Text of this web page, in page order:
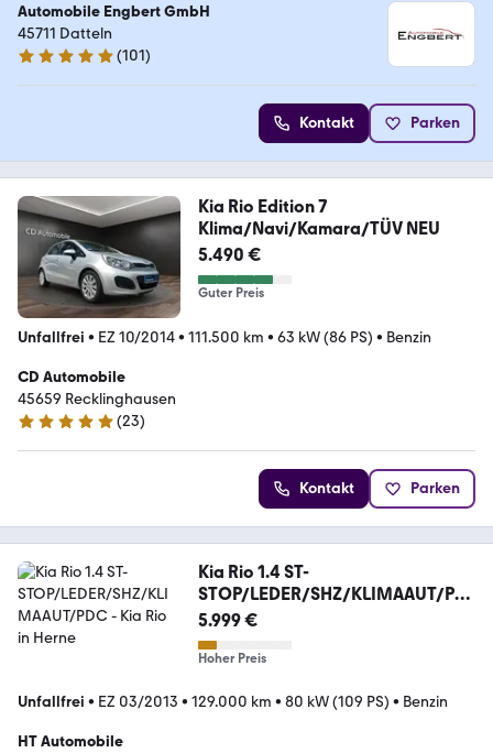
Automobile Engbert GmbH
45711 Datteln
4.9 Sterne
(101)
Kontakt Parken
Kia Rio Edition 7
Klima/Navi/Kamara/TÜV NEU
5.490 €
Guter Preis
Unfallfrei • EZ 10/2014• 111.500 km • 63 kW (86 PS) • Benzin
CD Automobile
45659 Recklinghausen
5 Sterne
(23)
Kontakt Parken
Kia Rio 1.4 ST-
STOP/LEDER/SHZ/KLIMAAUT/PD
C
5.999 €
Hoher Preis
Unfallfrei • EZ 03/2013 • 129.000 km • 80 kW (109 PS) • Benzin
HT Automobile